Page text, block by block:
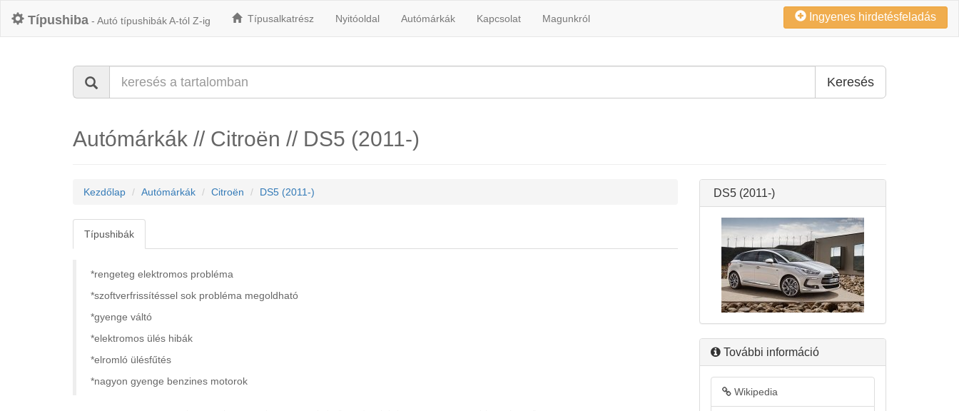
Típushiba - Autó típushibák A-tól Z-ig Típusalkatrész Nyitóoldal Autómárkák Kapcsolat Magunkról Ingyenes hirdetésfeladás
Keresés
Autómárkák // Citroën // DS5 (2011-)
Kezdőlap Autómárkák Citroën DS5 (2011-)
Típushibák
*rengeteg elektromos probléma
*szoftverfrissítéssel sok probléma megoldható
*gyenge váltó
*elektromos ülés hibák
*elromló ülésfűtés
*nagyon gyenge benzines motorok
DS5 (2011-)
További információ
Wikipedia